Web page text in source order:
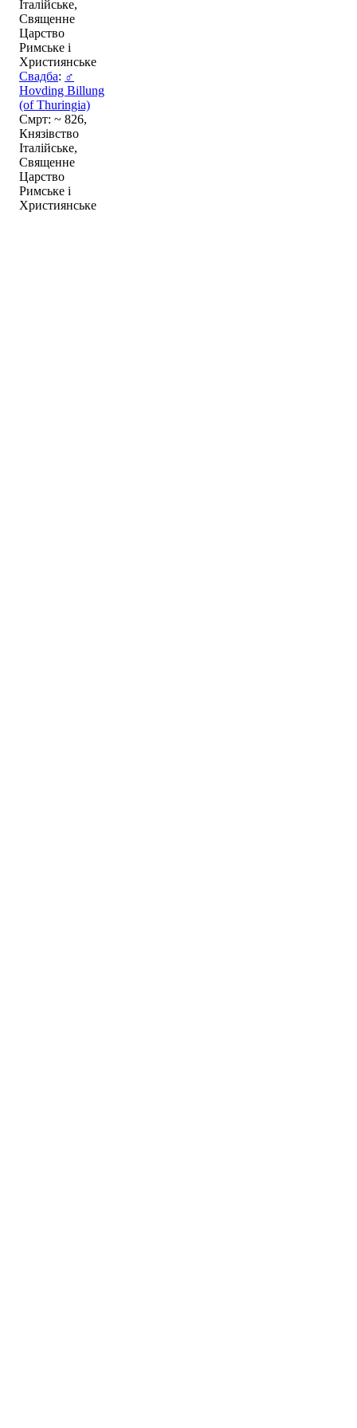
Італійське,
Священне
Царство
Римське і
Християнське
Свадба: ♂
Hovding Billung
(of Thuringia)
Смрт: ~ 826,
Князівство
Італійське,
Священне
Царство
Римське і
Християнське